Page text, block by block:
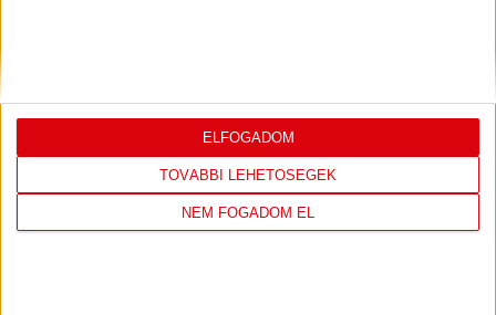
TOVÁBBI LEHETŐSÉGEK
NEM FOGADOM EL
ELFOGADOM